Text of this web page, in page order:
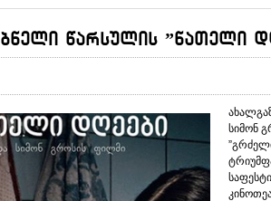
ბნელი წარსულის ”ნათელი
სიმონ